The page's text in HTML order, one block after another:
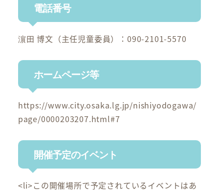
電話番号
濵田 博文（主任児童委員）：090-2101-5570
ホームページ等
https://www.city.osaka.lg.jp/nishiyodogawa/
page/0000203207.html#7
開催予定のイベント
<li>この開催場所で予定されているイベントはあ